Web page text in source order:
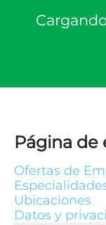
Página de
Ofertas de
Ubicaciones
Datos y